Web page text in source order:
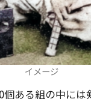
イメージ
個ある組の中に